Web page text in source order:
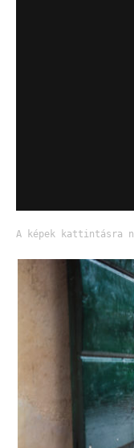
A képek kattintásra